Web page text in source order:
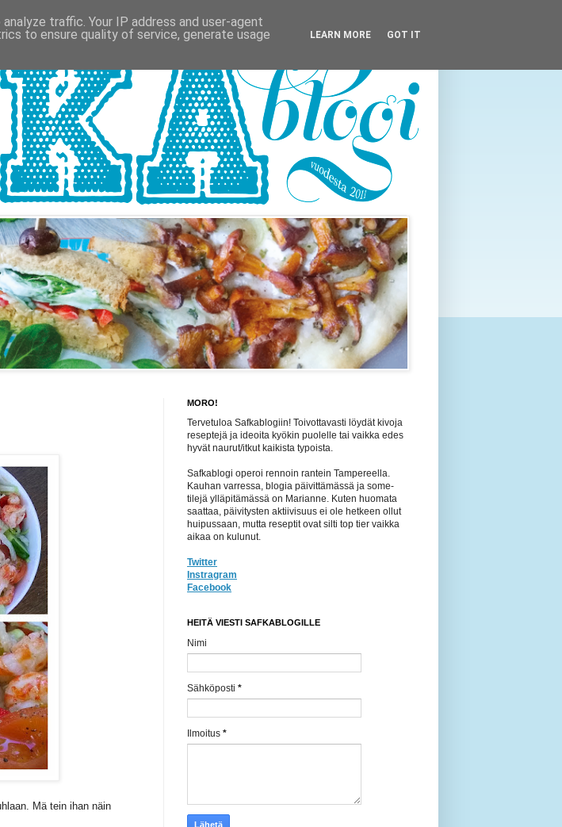
Mä tein ihan näin
MORO!
Tervetuloa Safkablogiin! Toivottavasti löydät kivoja
reseptejä ja ideoita kyökin puolelle tai vaikka edes
hyvät naurut/itkut kaikista typoista.
Safkablogi operoi rennoin rantein Tampereella.
Kauhan varressa, blogia päivittämässä ja some-
tilejä ylläpitämässä on Marianne. Kuten huomata
saattaa, päivitysten aktiivisuus ei ole hetkeen ollut
huipussaan, mutta reseptit ovat silti top tier vaikka
aikaa on kulunut.
Twitter
Instragram
Facebook
HEITÄ VIESTI SAFKABLOGILLE
Nimi
Sähköposti *
Ilmoitus *
traffic. Your IP address and user-agent
to ensure quality of service, generate usage
LEARN MORE GOT IT